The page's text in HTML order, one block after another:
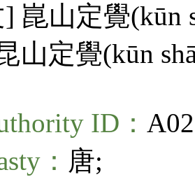
崑山定覺(kūn
山定覺(kūn
ID：
： 唐;